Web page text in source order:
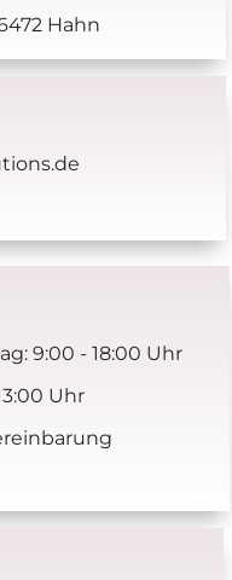
Hahn
9:00 - 18:00 Uhr
Uhr